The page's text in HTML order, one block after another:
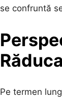
se confruntă
Pe termen